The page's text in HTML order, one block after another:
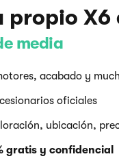
X6
media
acabado y
oficiales
ubicación,
gratis y confidencial